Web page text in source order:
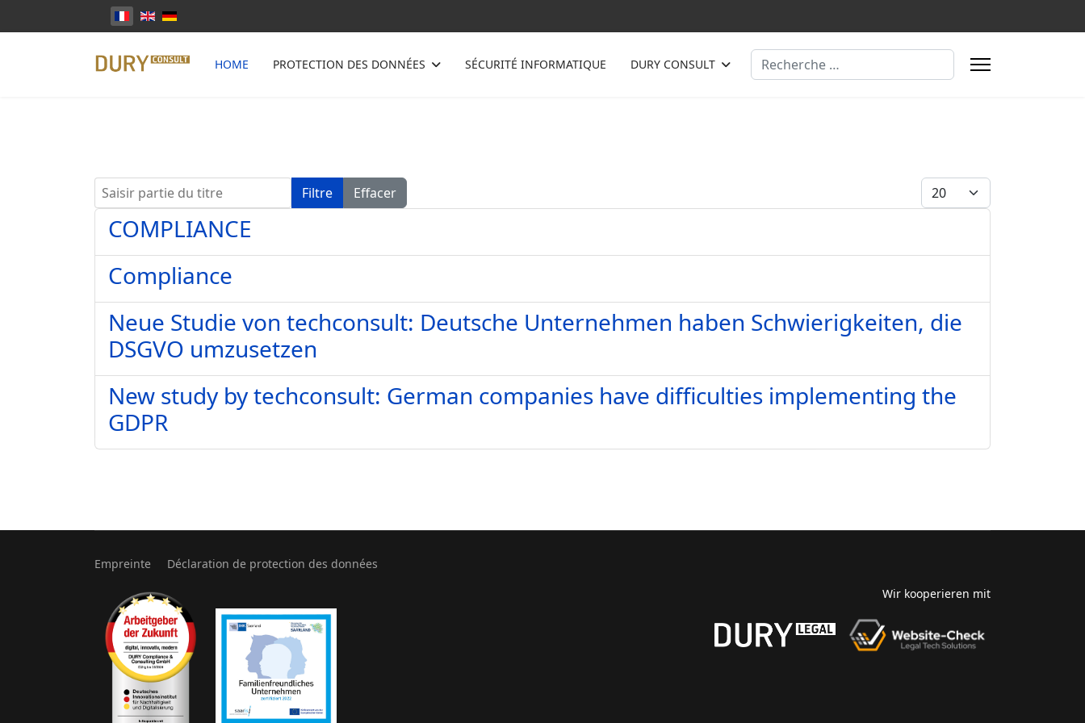
Sélectionnez votre langue
HOME PROTECTION DES DONNÉES SÉCURITÉ INFORMATIQUE DURY CONSULT Rechercher
Saisir partie du titre Filtre Effacer Afficher #
COMPLIANCE
Compliance
Neue Studie von techconsult: Deutsche Unternehmen haben Schwierigkeiten, die
DSGVO umzusetzen
New study by techconsult: German companies have difficulties implementing the
GDPR
Empreinte
Déclaration de protection des données
Wir kooperieren mit